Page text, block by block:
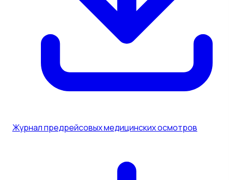
Журнал предрейсовых медицинских осмотров